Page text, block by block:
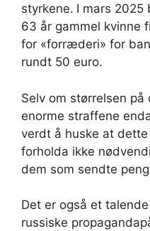
styrkene. I mars
63 år gammel kvinne
for «forræderi» for
rundt 50 euro.
Selv om størrelsen
enorme straffene
verdt å huske at
forholda ikke
dem som sendte
Det er også et
russiske